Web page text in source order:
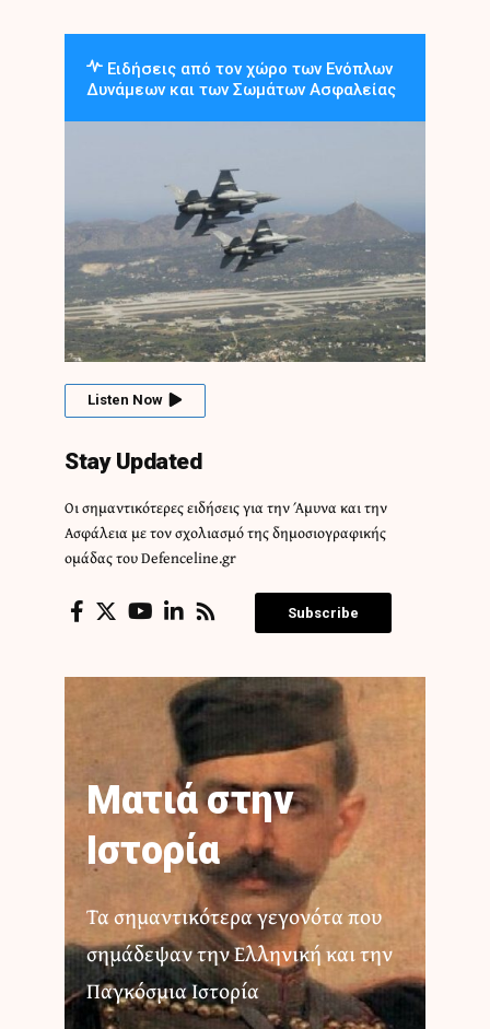
Ειδήσεις από τον χώρο των Ενόπλων
Δυνάμεων και των Σωμάτων Ασφαλείας
Listen Now
Stay Updated
Οι σημαντικότερες ειδήσεις για την Άμυνα και την
Ασφάλεια με τον σχολιασμό της δημοσιογραφικής
ομάδας του Defenceline.gr
Subscribe
Ματιά στην
Ιστορία
Τα σημαντικότερα γεγονότα που
σημάδεψαν την Ελληνική και την
Παγκόσμια Ιστορία